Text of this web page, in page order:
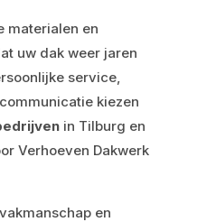
materialen en
uw dak weer jaren
service,
kiezen
in Tilburg en
Verhoeven Dakwerk
en